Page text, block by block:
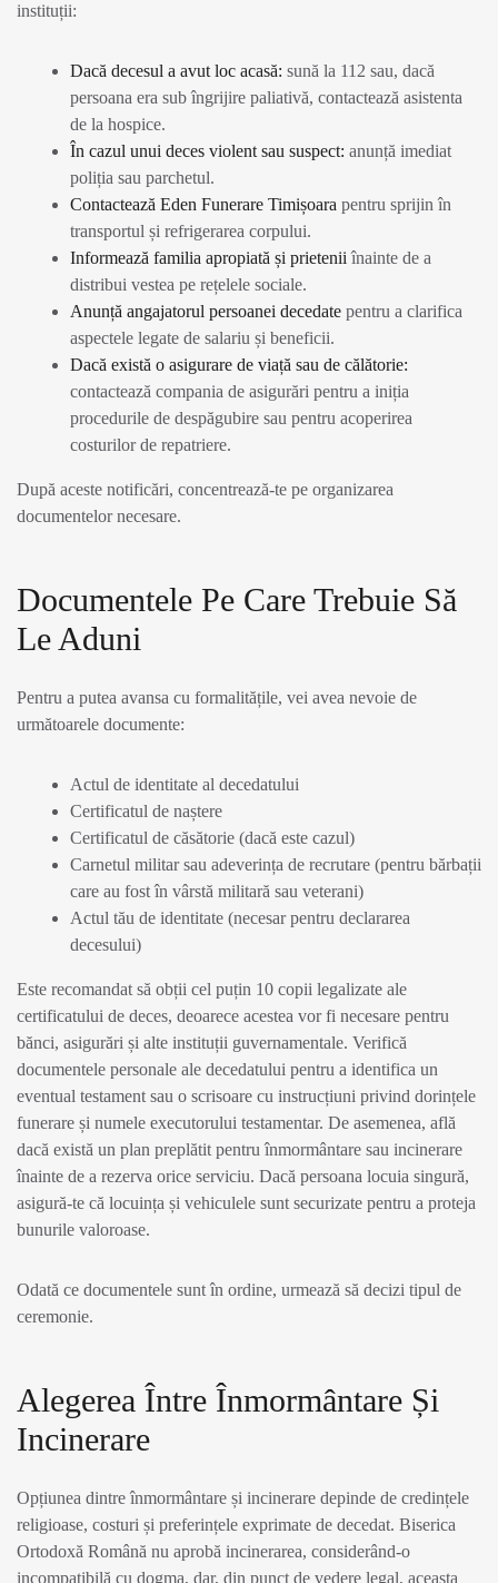
instituții:
Dacă decesul a avut loc acasă: sună la 112 sau, dacă
persoana era sub îngrijire paliativă, contactează asistenta
de la hospice.
În cazul unui deces violent sau suspect: anunță imediat
poliția sau parchetul.
Contactează Eden Funerare Timișoara pentru sprijin în
transportul și refrigerarea corpului.
Informează familia apropiată și prietenii înainte de a
distribui vestea pe rețelele sociale.
Anunță angajatorul persoanei decedate pentru a clarifica
aspectele legate de salariu și beneficii.
Dacă există o asigurare de viață sau de călătorie:
contactează compania de asigurări pentru a iniția
procedurile de despăgubire sau pentru acoperirea
costurilor de repatriere.
După aceste notificări, concentrează-te pe organizarea
documentelor necesare.
Documentele Pe Care Trebuie Să
Le Aduni
Pentru a putea avansa cu formalitățile, vei avea nevoie de
următoarele documente:
Actul de identitate al decedatului
Certificatul de naștere
Certificatul de căsătorie (dacă este cazul)
Carnetul militar sau adeverința de recrutare (pentru bărbații
care au fost în vârstă militară sau veterani)
Actul tău de identitate (necesar pentru declararea
decesului)
Este recomandat să obții cel puțin 10 copii legalizate ale
certificatului de deces, deoarece acestea vor fi necesare pentru
bănci, asigurări și alte instituții guvernamentale. Verifică
documentele personale ale decedatului pentru a identifica un
eventual testament sau o scrisoare cu instrucțiuni privind dorințele
funerare și numele executorului testamentar. De asemenea, află
dacă există un plan preplătit pentru înmormântare sau incinerare
înainte de a rezerva orice serviciu. Dacă persoana locuia singură,
asigură-te că locuința și vehiculele sunt securizate pentru a proteja
bunurile valoroase.
Odată ce documentele sunt în ordine, urmează să decizi tipul de
ceremonie.
Alegerea Între Înmormântare Și
Incinerare
Opțiunea dintre înmormântare și incinerare depinde de credințele
religioase, costuri și preferințele exprimate de decedat. Biserica
Ortodoxă Română nu aprobă incinerarea, considerând-o
incompatibilă cu dogma, dar, din punct de vedere legal, aceasta